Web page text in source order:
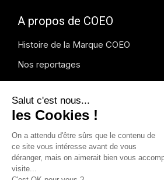
A propos de COEO
Histoire de la Marque COEO
Nos reportages
Blog COEO
Presse et média
Instagram